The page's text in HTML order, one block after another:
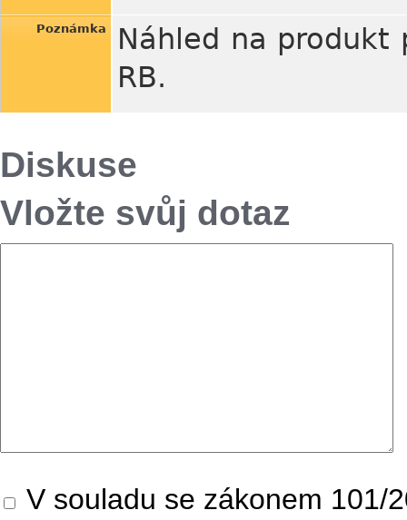
Poznámka
Náhled na
RB.
Diskuse
Vložte svůj dotaz
V souladu se zákonem 101/